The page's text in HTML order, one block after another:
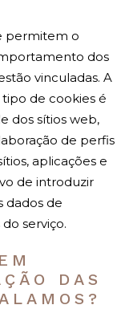
permitem o
dos
vinculadas. A
de cookies é
dos sítios web,
de perfis
aplicações e
de introduzir
dados de
serviço.
DAS